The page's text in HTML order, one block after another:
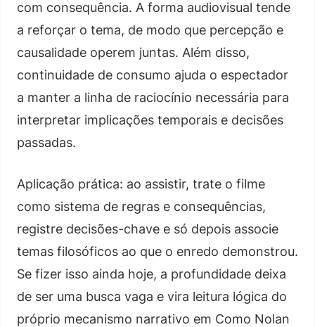
com consequência. A forma audiovisual tende
a reforçar o tema, de modo que percepção e
causalidade operem juntas. Além disso,
continuidade de consumo ajuda o espectador
a manter a linha de raciocínio necessária para
interpretar implicações temporais e decisões
passadas.
Aplicação prática: ao assistir, trate o filme
como sistema de regras e consequências,
registre decisões-chave e só depois associe
temas filosóficos ao que o enredo demonstrou.
Se fizer isso ainda hoje, a profundidade deixa
de ser uma busca vaga e vira leitura lógica do
próprio mecanismo narrativo em Como Nolan